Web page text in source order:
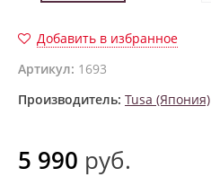
Добавить в избранное
Артикул: 1693
Производитель: Tusa (Япония)
5 990 руб.